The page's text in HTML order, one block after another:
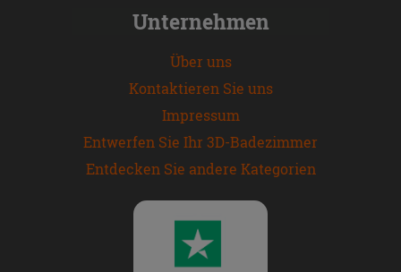
Unternehmen
Über uns
Kontaktieren Sie uns
Impressum
Entwerfen Sie Ihr 3D-Badezimmer
Entdecken Sie andere Kategorien